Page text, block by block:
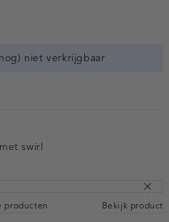
niet verkrijgbaar
swirl
producten Bekijk product